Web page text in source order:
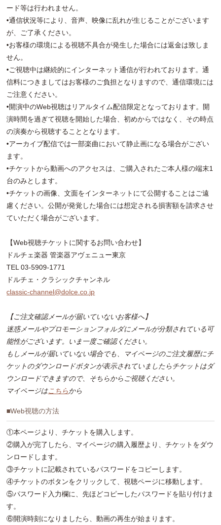
ード等は行われません。
•通信状況等により、音声、映像に乱れが生じることがございます
が、ご了承ください。
•お客様の環境による視聴不具合が発生した場合には返金は致しま
せん。
•ご視聴中は継続的にインターネット通信が行われております。通
信料につきましてはお客様のご負担となりますので、通信環境には
ご注意ください。
•開演中のWeb視聴はリアルタイム配信限定となっております。開
演時間を過ぎて視聴を開始した場合、初めからではなく、その時点
の演奏から視聴することとなります。
•アーカイブ配信では一部楽曲において静止画になる場合がござい
ます。
•チケットから動画へのアクセスは、ご購入されたご本人様の端末1
台のみとします。
•チケットの画像、文面をインターネットにて公開することはご遠
慮ください。公開が発覚した場合には想定される損害額を請求させ
ていただく場合がございます。
【Web視聴チケットに関するお問い合わせ】
ドルチェ楽器 管楽器アヴェニュー東京
TEL 03-5909-1771
ドルチェ・クラシックチャンネル
classic-channel@dolce.co.jp
【ご注文確認メールが届いていないお客様へ】
迷惑メールやプロモーションフォルダにメールが分類されている可
能性がございます。いま一度ご確認ください。
もしメールが届いていない場合でも、マイページのご注文履歴にチ
ケットのダウンロードボタンが表示されていましたらチケットはダ
ウンロードできますので、そちらからご視聴ください。
マイページはこちらから
■Web視聴の方法
①本ページより、チケットを購入します。
②購入が完了したら、マイページの購入履歴より、チケットをダウ
ンロードします。
③チケットに記載されているパスワードをコピーします。
④チケットのボタンをクリックして、視聴ページに移動します。
⑤パスワード入力欄に、先ほどコピーしたパスワードを貼り付けま
す。
⑥開演時刻になりましたら、動画の再生が始まります。